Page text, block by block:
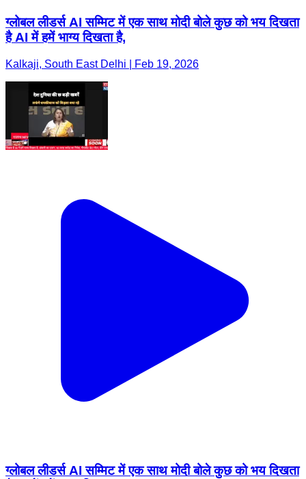
ग्लोबल लीडर्स AI सम्मिट में एक साथ मोदी बोले कुछ को भय दिखता
है AI में हमें भाग्य दिखता है,
Kalkaji, South East Delhi | Feb 19, 2026
ग्लोबल लीडर्स AI सम्मिट में एक साथ मोदी बोले कुछ को भय दिखता